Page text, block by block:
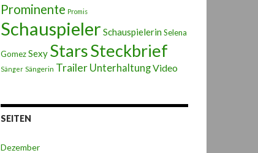
Prominente Promis
Schauspieler Schauspielerin Selena
GomezSexy StarsSteckbrief
Sänger Sängerin Trailer UnterhaltungVideo
SEITEN
Dezember